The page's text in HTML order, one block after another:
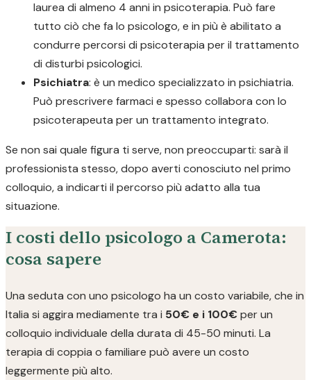
laurea di almeno 4 anni in psicoterapia. Può fare
tutto ciò che fa lo psicologo, e in più è abilitato a
condurre percorsi di psicoterapia per il trattamento
di disturbi psicologici.
Psichiatra: è un medico specializzato in psichiatria.
Può prescrivere farmaci e spesso collabora con lo
psicoterapeuta per un trattamento integrato.
Se non sai quale figura ti serve, non preoccuparti: sarà il
professionista stesso, dopo averti conosciuto nel primo
colloquio, a indicarti il percorso più adatto alla tua
situazione.
I costi dello psicologo a Camerota:
cosa sapere
Una seduta con uno psicologo ha un costo variabile, che in
Italia si aggira mediamente tra i 50€ e i 100€ per un
colloquio individuale della durata di 45-50 minuti. La
terapia di coppia o familiare può avere un costo
leggermente più alto.